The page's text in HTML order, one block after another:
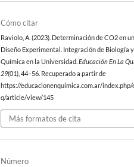
Cómo citar
Raviolo, A. (2023). Determinación de CO2 en un
Diseño Experimental. Integración de Biología y
Química en la Universidad.Educación En La
29(01), 44–56. Recuperado a partir de
https://educacionenquimica.com.ar/index.php/
q/article/view/145
Más formatos de cita
Número